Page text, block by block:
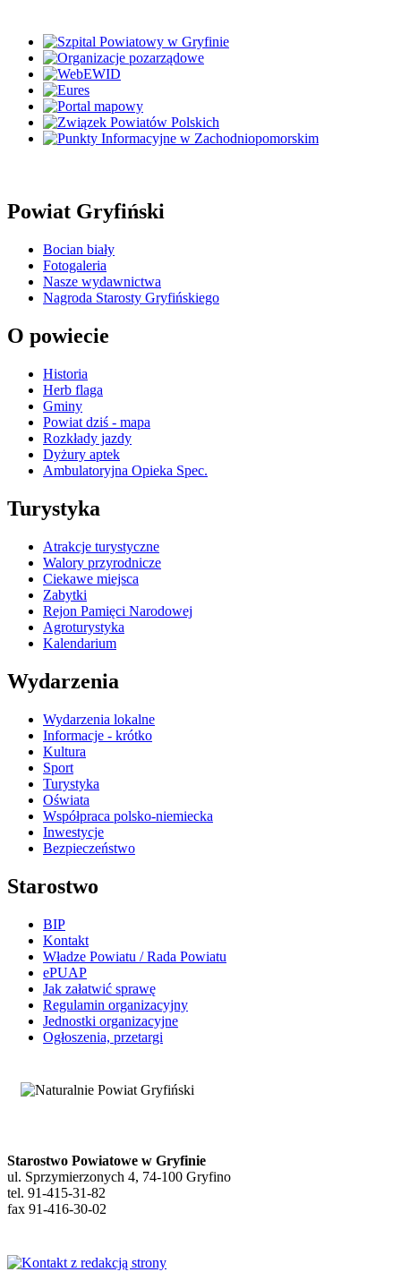
Powiat Gryfiński
Bocian biały
Fotogaleria
Nasze wydawnictwa
Nagroda Starosty Gryfińskiego
O powiecie
Historia
Herb flaga
Gminy
Powiat dziś - mapa
Rozkłady jazdy
Dyżury aptek
Ambulatoryjna Opieka Spec.
Turystyka
Atrakcje turystyczne
Walory przyrodnicze
Ciekawe miejsca
Zabytki
Rejon Pamięci Narodowej
Agroturystyka
Kalendarium
Wydarzenia
Wydarzenia lokalne
Informacje - krótko
Kultura
Sport
Turystyka
Oświata
Współpraca polsko-niemiecka
Inwestycje
Bezpieczeństwo
Starostwo
BIP
Kontakt
Władze Powiatu / Rada Powiatu
ePUAP
Jak załatwić sprawę
Regulamin organizacyjny
Jednostki organizacyjne
Ogłoszenia, przetargi
Starostwo Powiatowe w Gryfinie
ul. Sprzymierzonych 4, 74-100 Gryfino
tel. 91-415-31-82
fax 91-416-30-02